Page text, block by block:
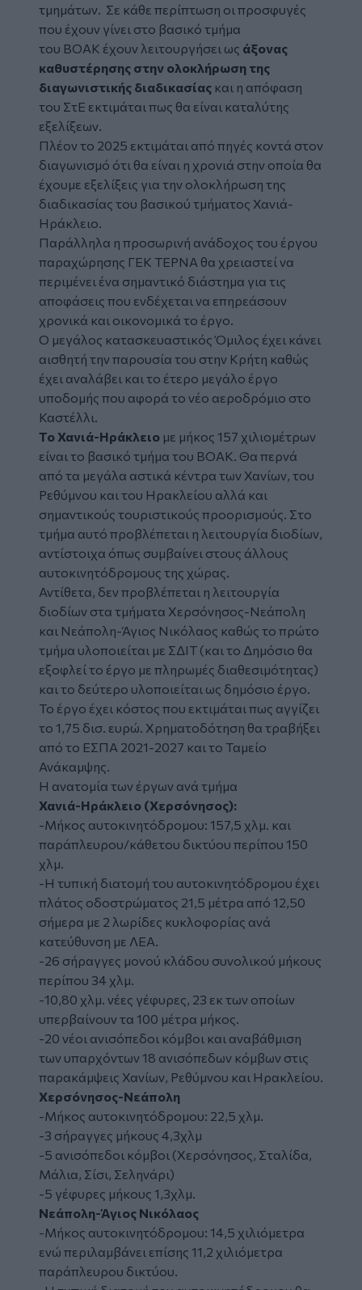
τμημάτων. Σε κάθε περίπτωση οι προσφυγές
που έχουν γίνει στο βασικό τμήμα
του ΒΟΑΚ έχουν λειτουργήσει ως άξονας
καθυστέρησης στην ολοκλήρωση της
διαγωνιστικής διαδικασίας και η απόφαση
του ΣτΕ εκτιμάται πως θα είναι καταλύτης
εξελίξεων.
Πλέον το 2025 εκτιμάται από πηγές κοντά στον
διαγωνισμό ότι θα είναι η χρονιά στην οποία θα
έχουμε εξελίξεις για την ολοκλήρωση της
διαδικασίας του βασικού τμήματος Χανιά-
Ηράκλειο.
Παράλληλα η προσωρινή ανάδοχος του έργου
παραχώρησης ΓΕΚ ΤΕΡΝΑ θα χρειαστεί να
περιμένει ένα σημαντικό διάστημα για τις
αποφάσεις που ενδέχεται να επηρεάσουν
χρονικά και οικονομικά το έργο.
Ο μεγάλος κατασκευαστικός Όμιλος έχει κάνει
αισθητή την παρουσία του στην Κρήτη καθώς
έχει αναλάβει και το έτερο μεγάλο έργο
υποδομής που αφορά το νέο αεροδρόμιο στο
Καστέλλι.
Το Χανιά-Ηράκλειο με μήκος 157 χιλιομέτρων
είναι το βασικό τμήμα του ΒΟΑΚ. Θα περνά
από τα μεγάλα αστικά κέντρα των Χανίων, του
Ρεθύμνου και του Ηρακλείου αλλά και
σημαντικούς τουριστικούς προορισμούς. Στο
τμήμα αυτό προβλέπεται η λειτουργία διοδίων,
αντίστοιχα όπως συμβαίνει στους άλλους
αυτοκινητόδρομους της χώρας.
Αντίθετα, δεν προβλέπεται η λειτουργία
διοδίων στα τμήματα Χερσόνησος-Νεάπολη
και Νεάπολη-Άγιος Νικόλαος καθώς το πρώτο
τμήμα υλοποιείται με ΣΔΙΤ (και το Δημόσιο θα
εξοφλεί το έργο με πληρωμές διαθεσιμότητας)
και το δεύτερο υλοποιείται ως δημόσιο έργο.
Το έργο έχει κόστος που εκτιμάται πως αγγίζει
το 1,75 δισ. ευρώ. Χρηματοδότηση θα τραβήξει
από το ΕΣΠΑ 2021-2027 και το Ταμείο
Ανάκαμψης.
Η ανατομία των έργων ανά τμήμα
Χανιά-Ηράκλειο (Χερσόνησος):
-Μήκος αυτοκινητόδρομου: 157,5 χλμ. και
παράπλευρου/κάθετου δικτύου περίπου 150
χλμ.
-Η τυπική διατομή του αυτοκινητόδρομου έχει
πλάτος οδοστρώματος 21,5 μέτρα από 12,50
σήμερα με 2 λωρίδες κυκλοφορίας ανά
κατεύθυνση με ΛΕΑ.
-26 σήραγγες μονού κλάδου συνολικού μήκους
περίπου 34 χλμ.
-10,80 χλμ. νέες γέφυρες, 23 εκ των οποίων
υπερβαίνουν τα 100 μέτρα μήκος.
-20 νέοι ανισόπεδοι κόμβοι και αναβάθμιση
των υπαρχόντων 18 ανισόπεδων κόμβων στις
παρακάμψεις Χανίων, Ρεθύμνου και Ηρακλείου.
Χερσόνησος-Νεάπολη
-Μήκος αυτοκινητόδρομου: 22,5 χλμ.
-3 σήραγγες μήκους 4,3χλμ
-5 ανισόπεδοι κόμβοι (Χερσόνησος, Σταλίδα,
Μάλια, Σίσι, Σεληνάρι)
-5 γέφυρες μήκους 1,3χλμ.
Νεάπολη-Άγιος Νικόλαος
-Μήκος αυτοκινητόδρομου: 14,5 χιλιόμετρα
ενώ περιλαμβάνει επίσης 11,2 χιλιόμετρα
παράπλευρου δικτύου.